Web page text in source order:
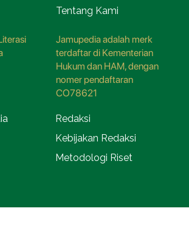
Tentang Kami
Jamupedia adalah merk
Hukum dan HAM, dengan
CO78621
Metodologi Riset